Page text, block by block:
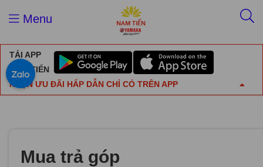
Menu
TẢI APP
NAM TIẾN
NHẬN ƯU ĐÃI HẤP DẪN CHỈ CÓ TRÊN APP
Mua trả góp